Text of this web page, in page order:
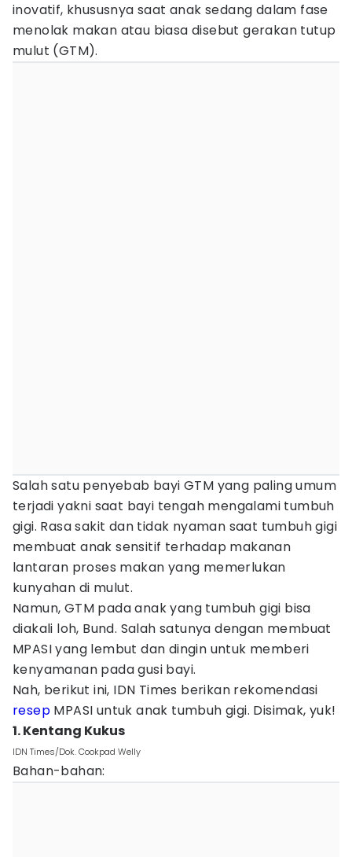
inovatif, khususnya saat anak sedang dalam fase
menolak makan atau biasa disebut gerakan tutup
mulut (GTM).
Salah satu penyebab bayi GTM yang paling umum
terjadi yakni saat bayi tengah mengalami tumbuh
gigi. Rasa sakit dan tidak nyaman saat tumbuh gigi
membuat anak sensitif terhadap makanan
lantaran proses makan yang memerlukan
kunyahan di mulut.
Namun, GTM pada anak yang tumbuh gigi bisa
diakali loh, Bund. Salah satunya dengan membuat
MPASI yang lembut dan dingin untuk memberi
kenyamanan pada gusi bayi.
Nah, berikut ini, IDN Times berikan rekomendasi
resep MPASI untuk anak tumbuh gigi. Disimak, yuk!
1. Kentang Kukus
IDN Times/Dok. Cookpad Welly
Bahan-bahan: